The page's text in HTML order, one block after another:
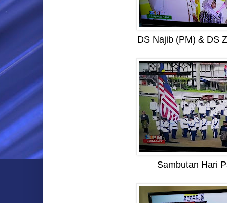
DS Najib (PM) & DS
Sambutan Hari